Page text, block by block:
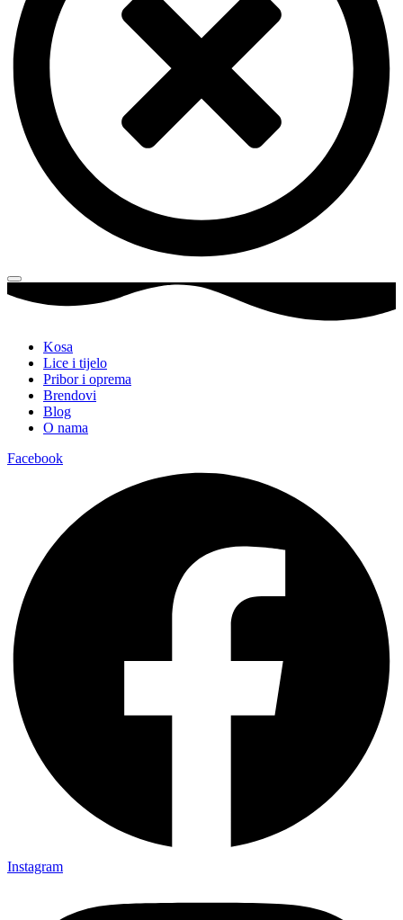
Kosa
Lice i tijelo
Pribor i oprema
Brendovi
Blog
O nama
Facebook
Instagram